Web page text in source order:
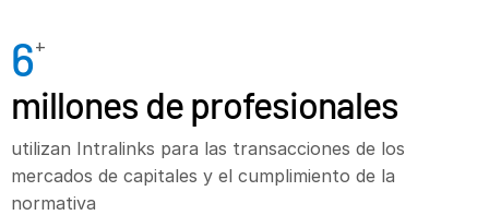
Institutional Investors
Legal / Law Firms
Private Credit
Private Equity
6+
millones de profesionales
utilizan Intralinks para las transacciones de los
mercados de capitales y el cumplimiento de la
normativa